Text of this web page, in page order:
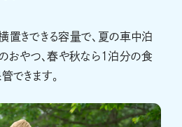
置きできる容量で、夏の車中泊
おやつ、春や秋なら1泊分の食
できます。